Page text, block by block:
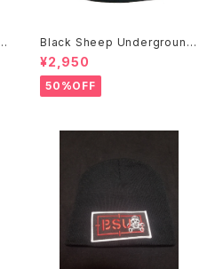
Black Sheep Underground
NOW WE FIGHT BACK L/S
Tシャツ
¥2,950
50%OFF